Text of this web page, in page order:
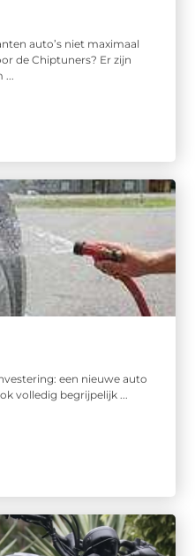
auto’s niet maximaal
de Chiptuners? Er zijn
een nieuwe auto
volledig begrijpelijk ...